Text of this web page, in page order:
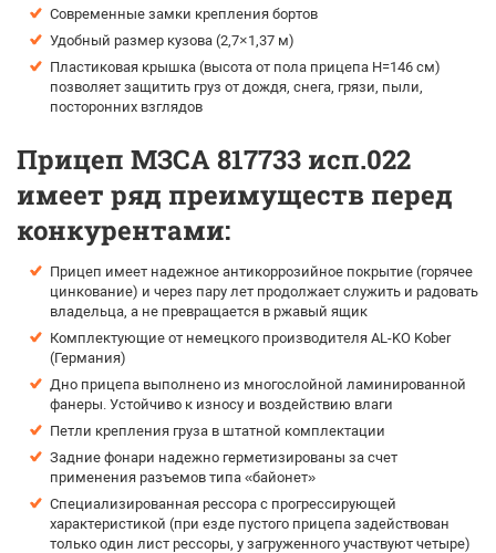
Современные замки крепления бортов
Удобный размер кузова (2,7×1,37 м)
Пластиковая крышка (высота от пола прицепа H=146 см)
позволяет защитить груз от дождя, снега, грязи, пыли,
посторонних взглядов
Прицеп МЗСА 817733 исп.022
имеет ряд преимуществ перед
конкурентами:
Прицеп имеет надежное антикоррозийное покрытие (горячее
цинкование) и через пару лет продолжает служить и радовать
владельца, а не превращается в ржавый ящик
Комплектующие от немецкого производителя AL-KO Kober
(Германия)
Дно прицепа выполнено из многослойной ламинированной
фанеры. Устойчиво к износу и воздействию влаги
Петли крепления груза в штатной комплектации
Задние фонари надежно герметизированы за счет
применения разъемов типа «байонет»
Специализированная рессора с прогрессирующей
характеристикой (при езде пустого прицепа задействован
только один лист рессоры, у загруженного участвуют четыре)